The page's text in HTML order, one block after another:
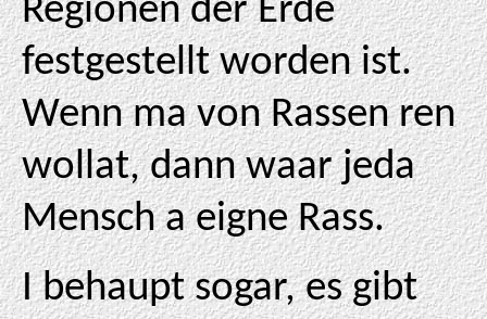
Regionen der Erde
festgestellt worden ist.
Wenn ma von Rassen ren
wollat, dann waar jeda
Mensch a eigne Rass.
I behaupt sogar, es gibt